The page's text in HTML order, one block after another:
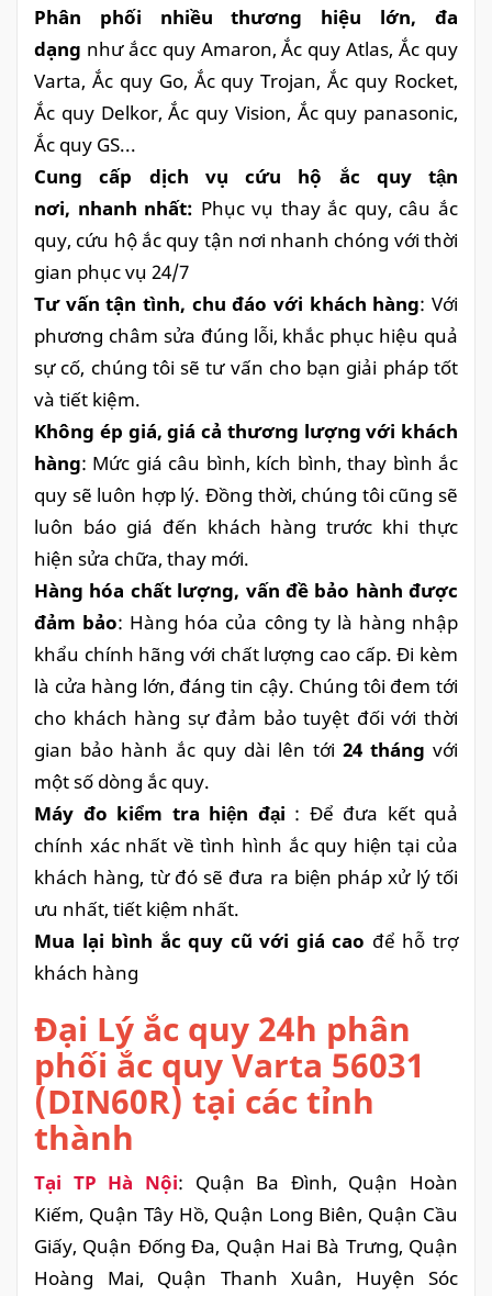
Phân phối nhiều thương hiệu lớn, đa
dạng như ắcc quy Amaron, Ắc quy Atlas, Ắc quy
Varta, Ắc quy Go, Ắc quy Trojan, Ắc quy Rocket,
Ắc quy Delkor, Ắc quy Vision, Ắc quy panasonic,
Ắc quy GS...
Cung cấp dịch vụ cứu hộ ắc quy tận
nơi, nhanh nhất: Phục vụ thay ắc quy, câu ắc
quy, cứu hộ ắc quy tận nơi nhanh chóng với thời
gian phục vụ 24/7
Tư vấn tận tình, chu đáo với khách hàng: Với
phương châm sửa đúng lỗi, khắc phục hiệu quả
sự cố, chúng tôi sẽ tư vấn cho bạn giải pháp tốt
và tiết kiệm.
Không ép giá, giá cả thương lượng với khách
hàng: Mức giá câu bình, kích bình, thay bình ắc
quy sẽ luôn hợp lý. Đồng thời, chúng tôi cũng sẽ
luôn báo giá đến khách hàng trước khi thực
hiện sửa chữa, thay mới.
Hàng hóa chất lượng, vấn đề bảo hành được
đảm bảo: Hàng hóa của công ty là hàng nhập
khẩu chính hãng với chất lượng cao cấp. Đi kèm
là cửa hàng lớn, đáng tin cậy. Chúng tôi đem tới
cho khách hàng sự đảm bảo tuyệt đối với thời
gian bảo hành ắc quy dài lên tới 24 tháng với
một số dòng ắc quy.
Máy đo kiểm tra hiện đại : Để đưa kết quả
chính xác nhất về tình hình ắc quy hiện tại của
khách hàng, từ đó sẽ đưa ra biện pháp xử lý tối
ưu nhất, tiết kiệm nhất.
Mua lại bình ắc quy cũ với giá cao để hỗ trợ
khách hàng
Đại Lý ắc quy 24h phân
phối ắc quy Varta 56031
(DIN60R) tại các tỉnh
thành
Tại TP Hà Nội: Quận Ba Đình, Quận Hoàn
Kiếm, Quận Tây Hồ, Quận Long Biên, Quận Cầu
Giấy, Quận Đống Đa, Quận Hai Bà Trưng, Quận
Hoàng Mai, Quận Thanh Xuân, Huyện Sóc